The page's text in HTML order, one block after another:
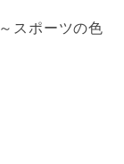
スポーツの色